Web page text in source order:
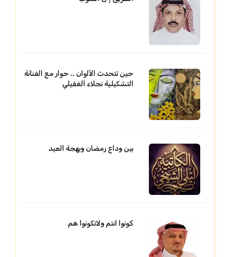
حين تتحدث الألوان .. حوار مع الفنانة
التشكيلية نجلاء الغفيلي
بين وداع رمضان وبهجة العيد
كونوا انتم ولاتكونوا هم